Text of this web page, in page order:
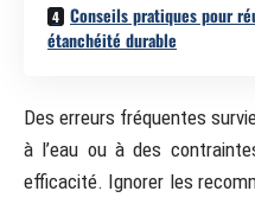
Conseils pratiques pour
étanchéité durable
Des erreurs fréquentes
à l’eau ou à des
efficacité. Ignorer les